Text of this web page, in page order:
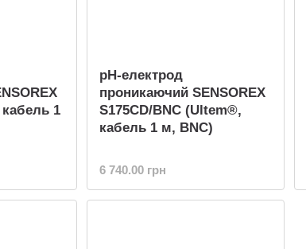
1
pH-електрод
проникаючий SENSOREX
S175CD/BNC (Ultem®,
кабель 1 м, BNC)
6 740.00 грн